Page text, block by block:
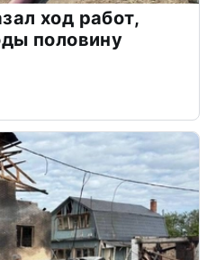
ход работ,
половину